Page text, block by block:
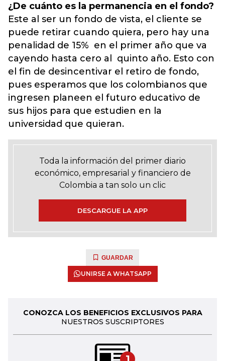
¿De cuánto es la permanencia en el fondo?
Este al ser un fondo de vista, el cliente se
puede retirar cuando quiera, pero hay una
penalidad de 15% en el primer año que va
cayendo hasta cero al quinto año. Esto con
el fin de desincentivar el retiro de fondo,
pues esperamos que los colombianos que
ingresen planeen el futuro educativo de
sus hijos para que estudien en la
universidad que quieran.
Toda la información del primer diario
económico, empresarial y financiero de
Colombia a tan solo un clic
DESCARGUE LA APP
GUARDAR
UNIRSE A WHATSAPP
CONOZCA LOS BENEFICIOS EXCLUSIVOS PARA
NUESTROS SUSCRIPTORES